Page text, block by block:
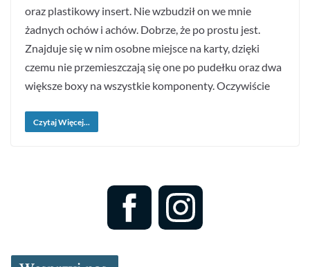
oraz plastikowy insert. Nie wzbudził on we mnie
żadnych ochów i achów. Dobrze, że po prostu jest.
Znajduje się w nim osobne miejsce na karty, dzięki
czemu nie przemieszczają się one po pudełku oraz dwa
większe boxy na wszystkie komponenty. Oczywiście
Czytaj Więcej...